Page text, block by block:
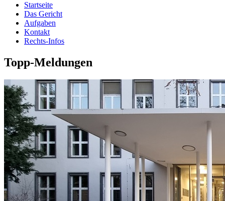
Startseite
Das Gericht
Aufgaben
Kontakt
Rechts-Infos
Topp-Meldungen